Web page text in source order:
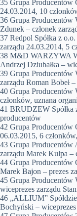
35 Grupa Producentów
24.03.2014, 10
36 Grupa Producentów
Zdunek – członek
37 Redpol Spółka z
zarządu 24.03.2014, 5
38 M&D WARZYWA
Andrzej Dziubałka –
39 Grupa Producentów
zarządu Roman Bobeł
40 Grupa Producentów
członków, uznana
41 BRUDZEW Spółka
producentów
42 Grupa Producentów
06.03.2015, 6
43 Grupa Producentów
zarządu Marek Kulpa –
44 Grupa
Marek Bajon – prezes
45 Grupa Producentów
wiceprezes zarządu
46 „ALLIUM”
Bochyński –